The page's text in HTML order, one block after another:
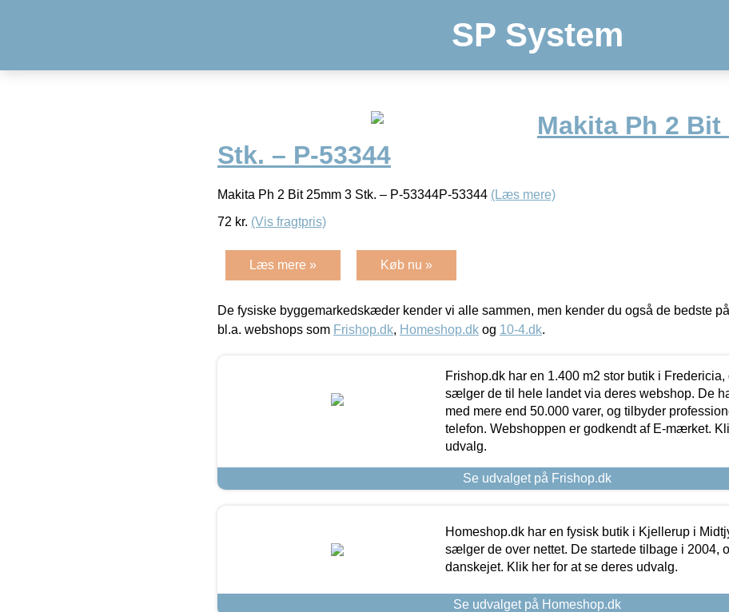
SP System
Makita Ph 2 Bit
Stk. – P-53344
Makita Ph 2 Bit 25mm 3 Stk. – P-53344P-53344 (Læs mere)
72 kr. (Vis fragtpris)
Læs mere » Køb nu »
De fysiske byggemarkedskæder kender vi alle sammen, men kender du også de bedste
bl.a. webshops som Frishop.dk, Homeshop.dk og 10-4.dk.
Frishop.dk har en 1.400 m2 stor butik i Fredericia,
sælger de til hele landet via deres webshop. De
med mere end 50.000 varer, og tilbyder
telefon. Webshoppen er godkendt af E-mærket.
udvalg.
Se udvalget på Frishop.dk
Homeshop.dk har en fysisk butik i Kjellerup i
sælger de over nettet. De startede tilbage i 2004,
danskejet. Klik her for at se deres udvalg.
Se udvalget på Homeshop.dk